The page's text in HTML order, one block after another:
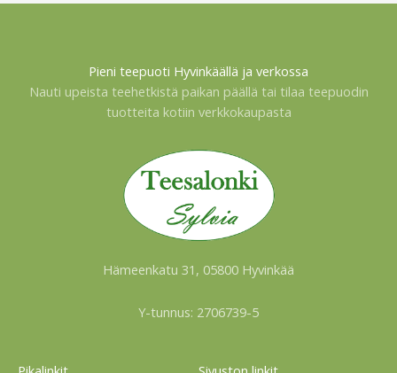
Pieni teepuoti Hyvinkäällä ja verkossa
Nauti upeista teehetkistä paikan päällä tai tilaa teepuodin
tuotteita kotiin verkkokaupasta
Hämeenkatu 31, 05800 Hyvinkää
Y-tunnus: 2706739-5